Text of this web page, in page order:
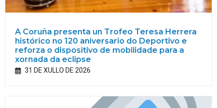
A Coruña presenta un Trofeo Teresa Herrera
histórico no 120 aniversario do Deportivo e
reforza o dispositivo de mobilidade para a
xornada da eclipse
31 DE XULLO DE 2026